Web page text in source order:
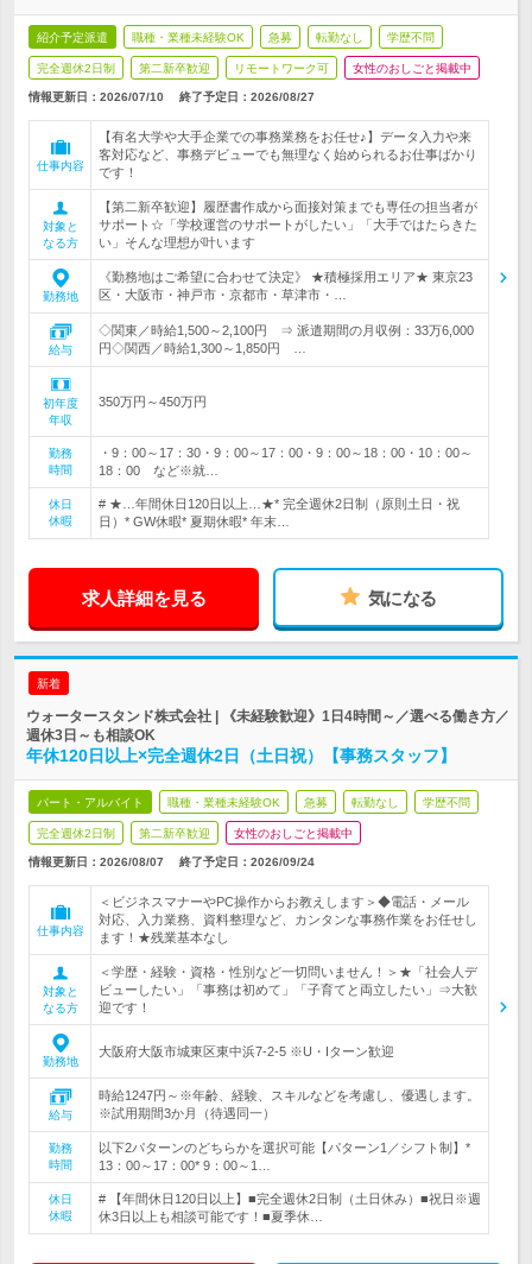
紹介予定派遣 職種・業種未経験OK 急募 転勤なし 学歴不問
完全週休2日制 第二新卒歓迎 リモートワーク可 女性のおしごと掲載中
情報更新日：2026/07/10 終了予定日： 2026/08/27
仕事内容
【有名大学や大手企業での事務業務をお任せ♪】データ入力や来
客対応など、事務デビューでも無理なく始められるお仕事ばかり
です！
対象と
なる方
【第二新卒歓迎】履歴書作成から面接対策までも専任の担当者が
サポート☆「学校運営のサポートがしたい」「大手ではたらきた
い」そんな理想が叶います
勤務地
《勤務地はご希望に合わせて決定》 ★積極採用エリア★ 東京23
区・大阪市・神戸市・京都市・草津市・…
給与
◇関東／時給1,500～2,100円 ⇒ 派遣期間の月収例：33万6,000
円◇関西／時給1,300～1,850円 …
初年度
年収
350万円～450万円
勤務
時間
・9：00～17：30・9：00～17：00・9：00～18：00・10：00～
18：00 など※就…
休日
休暇
# ★…年間休日120日以上…★* 完全週休2日制（原則土日・祝
日）* GW休暇* 夏期休暇* 年末…
求人詳細を見る 気になる
新着
ウォータースタンド株式会社 | 《未経験歓迎》1日4時間～／選べる働き方／
週休3日～も相談OK
年休120日以上×完全週休2日（土日祝）【事務スタッフ】
パート・アルバイト 職種・業種未経験OK 急募 転勤なし 学歴不問
完全週休2日制 第二新卒歓迎 女性のおしごと掲載中
情報更新日：2026/08/07 終了予定日： 2026/09/24
仕事内容
＜ビジネスマナーやPC操作からお教えします＞◆電話・メール
対応、入力業務、資料整理など、カンタンな事務作業をお任せし
ます！★残業基本なし
対象と
なる方
＜学歴・経験・資格・性別など一切問いません！＞★「社会人デ
ビューしたい」「事務は初めて」「子育てと両立したい」⇒大歓
迎です！
勤務地
大阪府大阪市城東区東中浜7-2-5 ※U・Iターン歓迎
給与
時給1247円～※年齢、経験、スキルなどを考慮し、優遇します。
※試用期間3か月（待遇同一）
勤務
時間
以下2パターンのどちらかを選択可能【パターン1／シフト制】*
13：00～17：00* 9：00～1…
休日
休暇
# 【年間休日120日以上】■完全週休2日制（土日休み）■祝日※週
休3日以上も相談可能です！■夏季休…